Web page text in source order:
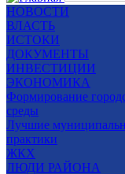
НОВОСТИ
ВЛАСТЬ
ИСТОКИ
ДОКУМЕНТЫ
ИНВЕСТИЦИИ
ЭКОНОМИКА
Формирование
среды
Лучшие
практики
ЖКХ
ЛЮДИ РАЙОНА